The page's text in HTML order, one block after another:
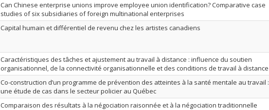
Can Chinese enterprise unions improve employee union identification? Comparative case
studies of six subsidiaries of foreign multinational enterprises
Capital humain et différentiel de revenu chez les artistes canadiens
Caractéristiques des tâches et ajustement au travail à distance : influence du soutien
organisationnel, de la connectivité organisationnelle et des conditions de travail à distance
Co-construction d’un programme de prévention des atteintes à la santé mentale au travail :
une étude de cas dans le secteur policier au Québec
Comparaison des résultats à la négociation raisonnée et à la négociation traditionnelle